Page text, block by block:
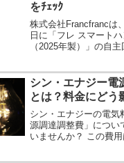
をﾁｪｯｸ
株式会社Francfrancは
日に「フレ スマート
（2025年製）」の自主
紹介します。【フラン
収】「フレ...
シン・エナジー電
とは？料金にどう
シン・エナジーの電気
源調達調整費」につい
いませんか？ この費用